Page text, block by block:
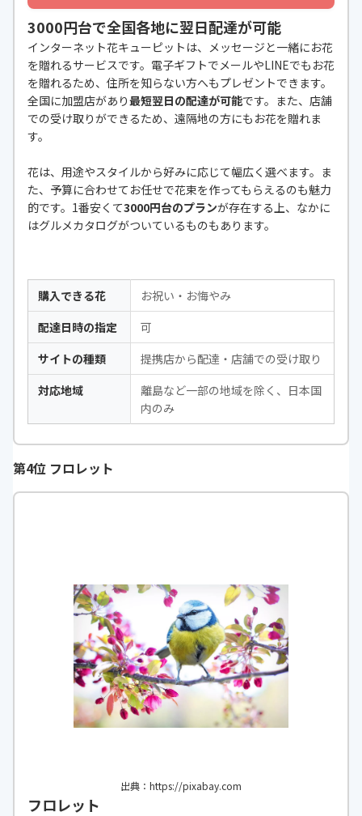
3000円台で全国各地に翌日配達が可能
インターネット花キューピットは、メッセージと一緒にお花
を贈れるサービスです。電子ギフトでメールやLINEでもお花
を贈れるため、住所を知らない方へもプレゼントできます。
全国に加盟店があり最短翌日の配達が可能です。また、店舗
での受け取りができるため、遠隔地の方にもお花を贈れま
す。
花は、用途やスタイルから好みに応じて幅広く選べます。ま
た、予算に合わせてお任せで花束を作ってもらえるのも魅力
的です。1番安くて3000円台のプランが存在する上、なかに
はグルメカタログがついているものもあります。
購入できる花
お祝い・お悔やみ
配達日時の指定
可
サイトの種類
提携店から配達・店舗での受け取り
対応地域
離島など一部の地域を除く、日本国
内のみ
第4位 フロレット
出典：https://pixabay.com
フロレット